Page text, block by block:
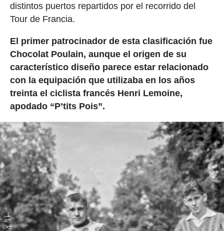
distintos puertos repartidos por el recorrido del
Tour de Francia.
El primer patrocinador de esta clasificación fue
Chocolat Poulain, aunque el origen de su
característico diseño parece estar relacionado
con la equipación que utilizaba en los años
treinta el ciclista francés Henri Lemoine,
apodado “P’tits Pois”.